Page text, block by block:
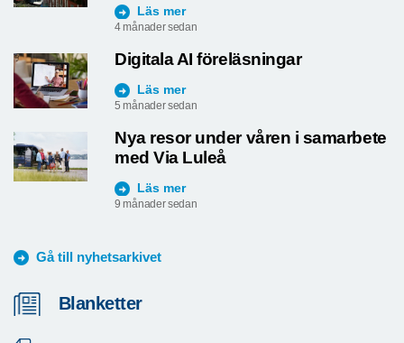
Läs mer
4 månader sedan
Digitala AI föreläsningar
Läs mer
5 månader sedan
Nya resor under våren i samarbete
med Via Luleå
Läs mer
9 månader sedan
Gå till nyhetsarkivet
Blanketter